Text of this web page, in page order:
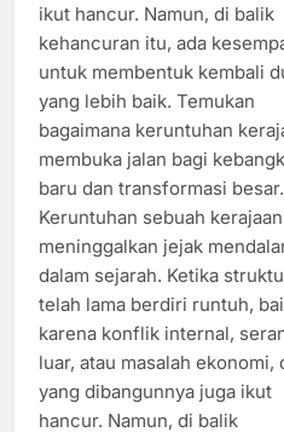
ikut hancur. Namun, di balik
kehancuran itu, ada
untuk membentuk kembali
yang lebih baik. Temukan
bagaimana keruntuhan
membuka jalan bagi
baru dan transformasi besar.
Keruntuhan sebuah
meninggalkan jejak
dalam sejarah. Ketika
telah lama berdiri runtuh,
karena konflik internal,
luar, atau masalah ekonomi,
yang dibangunnya juga ikut
hancur. Namun, di balik